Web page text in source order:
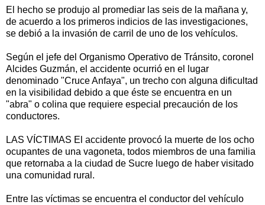
El hecho se produjo al promediar las seis de la mañana y,
de acuerdo a los primeros indicios de las investigaciones,
se debió a la invasión de carril de uno de los vehículos.
Según el jefe del Organismo Operativo de Tránsito, coronel
Alcides Guzmán, el accidente ocurrió en el lugar
denominado "Cruce Anfaya", un trecho con alguna dificultad
en la visibilidad debido a que éste se encuentra en un
"abra" o colina que requiere especial precaución de los
conductores.
LAS VÍCTIMAS El accidente provocó la muerte de los ocho
ocupantes de una vagoneta, todos miembros de una familia
que retornaba a la ciudad de Sucre luego de haber visitado
una comunidad rural.
Entre las víctimas se encuentra el conductor del vehículo